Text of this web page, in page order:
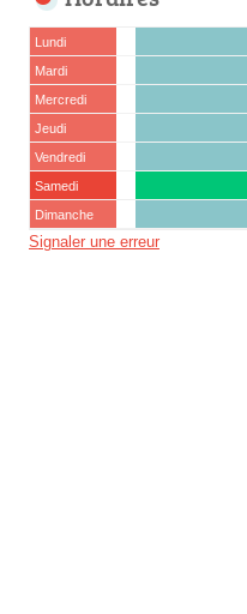
Lundi
Mardi
Mercredi
Jeudi
Vendredi
Samedi
Dimanche
Signaler une erreur